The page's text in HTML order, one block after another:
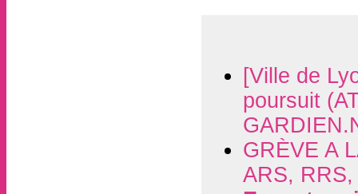
[Ville de
poursuit
GRÈVE A
ARS,